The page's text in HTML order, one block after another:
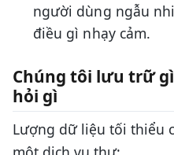
người dùng ngẫu
điều gì nhạy cảm.
Chúng tôi lưu trữ
hỏi gì
Lượng dữ liệu tối thiểu